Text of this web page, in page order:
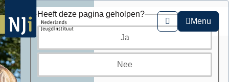
Overslaan
en
naar
de
inhoud
gaan
Zoeken
Menu
Heeft deze pagina geholpen?
Ja
Nee